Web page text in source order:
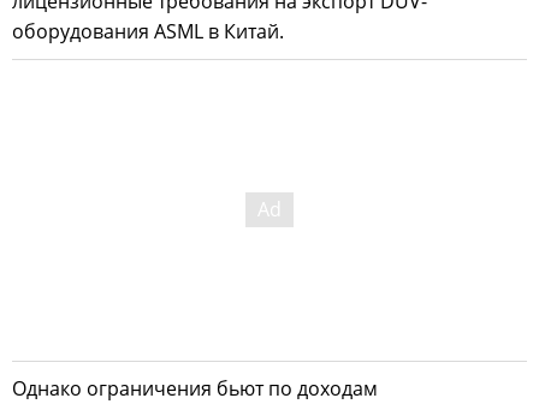
оборудования ASML в Китай.
Однако ограничения бьют по доходам